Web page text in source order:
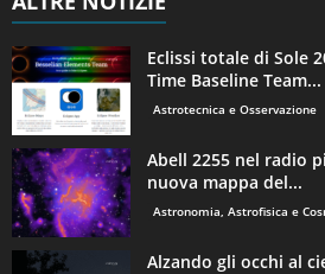
Eclissi totale di Sole
Time Baseline Team...
Astrotecnica e Osservazione
Abell 2255 nel radio
nuova mappa del...
Astronomia, Astrofisica e
Alzando gli occhi al